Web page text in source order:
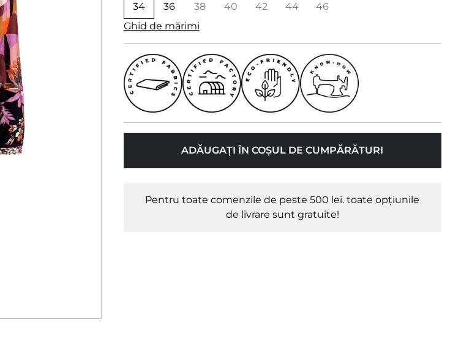
34 36 38 40 42 44
46
Ghid de mărimi
ADĂUGAȚI ÎN COȘUL DE CUMPĂRĂTURI
Pentru toate comenzile de peste 500 lei. toate opțiunile
de livrare sunt gratuite!